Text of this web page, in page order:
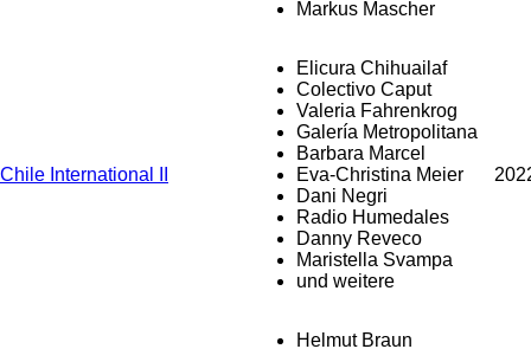
Markus Mascher
Chile International II
Elicura Chihuailaf
Colectivo Caput
Valeria Fahrenkrog
Galería Metropolitana
Barbara Marcel
Eva-Christina Meier
Dani Negri
Radio Humedales
Danny Reveco
Maristella Svampa
und weitere
Helmut Braun